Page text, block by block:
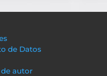
de Datos
de autor